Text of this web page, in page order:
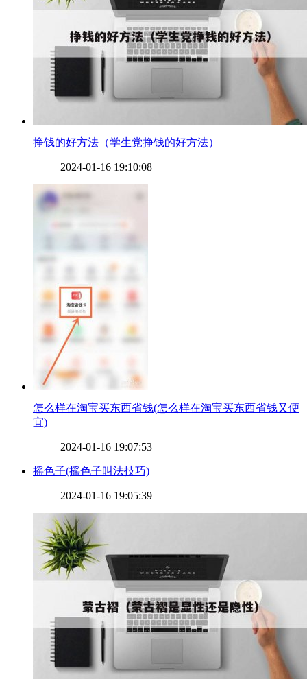
​挣钱的好方法（学生党挣钱的好方法）
2024-01-16 19:10:08
​怎么样在淘宝买东西省钱(怎么样在淘宝买东西省钱又便
宜)
2024-01-16 19:07:53
​摇色子(摇色子叫法技巧)
2024-01-16 19:05:39